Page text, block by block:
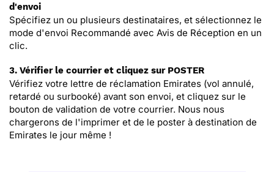
d'envoi
Spécifiez un ou plusieurs destinataires, et sélectionnez le
mode d'envoi Recommandé avec Avis de Réception en un
clic.
3. Vérifier le courrier et cliquez sur POSTER
Vérifiez votre lettre de réclamation Emirates (vol annulé,
retardé ou surbooké) avant son envoi, et cliquez sur le
bouton de validation de votre courrier. Nous nous
chargerons de l'imprimer et de le poster à destination de
Emirates le jour même !